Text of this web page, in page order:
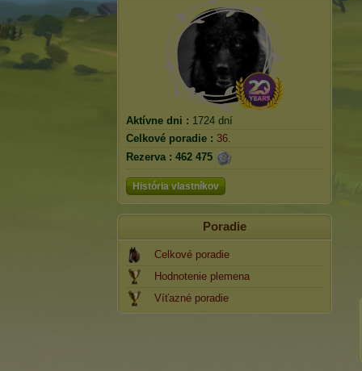
Aktívne dni : 1724 dní
Celkové poradie : 36.
Rezerva : 462 475
História vlastníkov
Poradie
Celkové poradie
Hodnotenie plemena
Víťazné poradie